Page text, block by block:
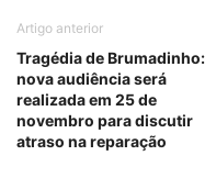
Artigo anterior
Tragédia de Brumadinho:
nova audiência será
realizada em 25 de
novembro para discutir
atraso na reparação